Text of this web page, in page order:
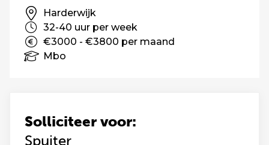
Solliciteer voor:
Spuiter
Harderwijk
32-40 uur per week
€3000 - €3800 per maand
Mbo